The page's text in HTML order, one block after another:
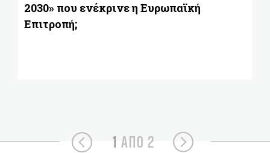
2030» που ενέκρινε η Ευρωπαϊκή
Επιτροπή;
1 ΑΠΟ 2